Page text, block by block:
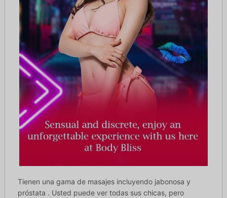
Tienen una gama de masajes incluyendo jabonosa y
próstata . Usted puede ver todas sus chicas, pero